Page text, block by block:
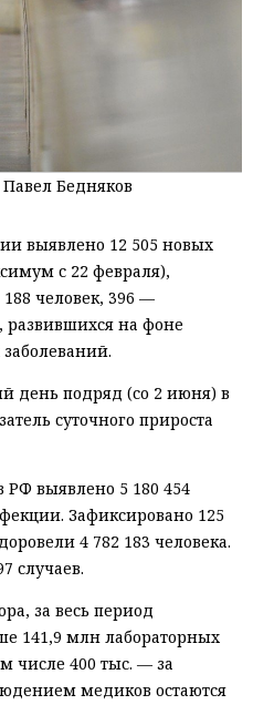
Бедняков
выявлено 12 505 новых
с 22 февраля),
человек, 396 —
развившихся на фоне
день подряд (со 2 июня) в
суточного прироста
выявлено 5 180 454
Зафиксировано 125
4 782 183 человека.
случаев.
за весь период
141,9 млн лабораторных
числе 400 тыс. — за
медиков остаются